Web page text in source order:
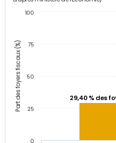
Part des foyers fiscaux (%) 29,40 % des
0
25
50
75
100